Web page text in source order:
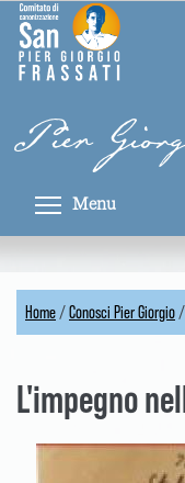
Skip
main
Pier
Menu
You
are
here
Home /Conosci Pier Giorgio /
L'impegno
Pannello di gestione dei